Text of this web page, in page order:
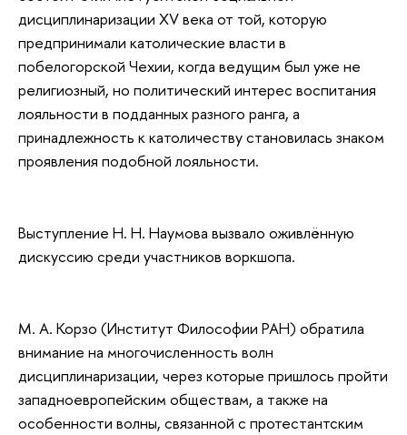
дисциплинаризации XV века от той, которую
предпринимали католические власти в
побелогорской Чехии, когда ведущим был уже не
религиозный, но политический интерес воспитания
лояльности в подданных разного ранга, а
принадлежность к католичеству становилась знаком
проявления подобной лояльности.
Выступление Н. Н. Наумова вызвало оживлённую
дискуссию среди участников воркшопа.
М. А. Корзо (Институт Философии РАН) обратила
внимание на многочисленность волн
дисциплинаризации, через которые пришлось пройти
западноевропейским обществам, а также на
особенности волны, связанной с протестантским